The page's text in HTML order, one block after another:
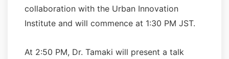
collaboration with the Urban Innovation
Institute and will commence at 1:30 PM JST.
At 2:50 PM, Dr. Tamaki will present a talk